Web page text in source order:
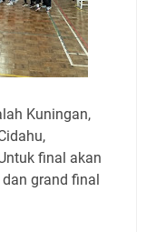
Kuningan,
final akan
grand final